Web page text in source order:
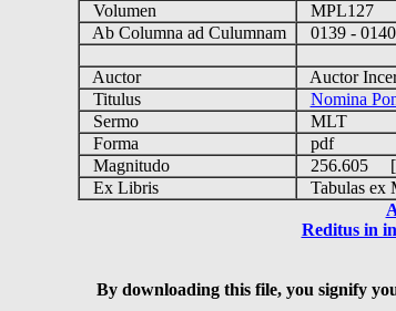
Volumen
MPL127
Ab Columna ad Culumnam
0139 -
Auctor
Auctor
Titulus
Nomina
Sermo
MLT
Forma
pdf
Magnitudo
256.605
Ex Libris
Tabulas ex
Reditus in
By downloading this file, you signify